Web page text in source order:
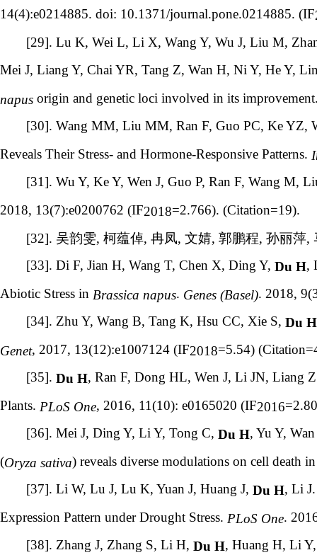
14(4):e0214885. doi: 10.1371/journal.pone.0214885. (IF
[29]. Lu K, Wei L, Li X, Wang Y, Wu J, Liu M,
Mei J, Liang Y, Chai YR, Tang Z, Wan H, Ni Y, He Y,
napus origin and genetic loci involved in its
[30]. Wang MM, Liu MM, Ran F, Guo PC, Ke YZ,
Reveals Their Stress- and Hormone-Responsive Patterns.
[31]. Wu Y, Ke Y, Wen J, Guo P, Ran F, Wang M,
2018, 13(7):e0200762 (IF2018=2.766). (Citation=19).
[32]. 吴韵雯,柯蕴倬,冉凤,文婧,郭鹏程,孙丽萍,
[33]. Di F, Jian H, Wang T, Chen X, Ding Y,Du H,
Abiotic Stress in Brassica napus. Genes (Basel). 2018,
[34]. Zhu Y, Wang B, Tang K, Hsu CC, Xie S,Du H
Genet, 2017, 13(12):e1007124 (IF2018=5.54)
[35].Du H, Ran F, Dong HL, Wen J, Li JN, Liang
Plants. PLoS One, 2016, 11(10): e0165020 (IF2016
[36]. Mei J, Ding Y, Li Y, Tong C,Du H, Yu Y,
(Oryza sativa) reveals diverse modulations on cell death
[37]. Li W, Lu J, Lu K, Yuan J, Huang J,Du H, Li
Expression Pattern under Drought Stress. PLoS One.
[38]. Zhang J, Zhang S, Li H,Du H, Huang H, Li